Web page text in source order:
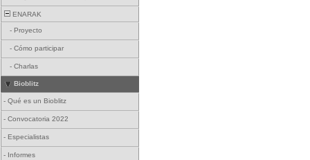
ENARAK
- Proyecto
- Cómo participar
- Charlas
Bioblitz
- Qué es un Bioblitz
- Convocatoria 2022
- Especialistas
- Informes